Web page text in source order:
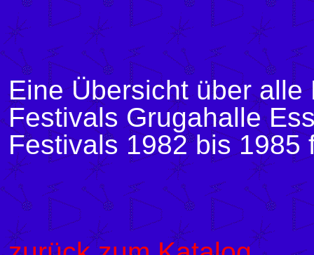
Eine Übersicht über
Festivals Grugahalle
Festivals 1982 bis